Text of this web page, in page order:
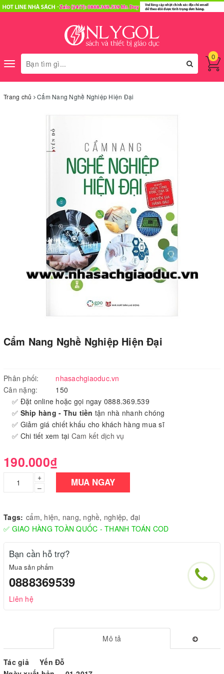
Toggle
navigation
0
Trang chủ Cẩm Nang Nghề Nghiệp Hiện Đại
Cẩm Nang Nghề Nghiệp Hiện Đại
Phân phối:
nhasachgiaoduc.vn
Cân nặng:
150
✅ Đặt online hoặc gọi ngay 0888.369.539
✅ Ship hàng - Thu tiền tận nhà nhanh chóng
✅ Giảm giá chiết khấu cho khách hàng mua sĩ
✅ Chi tiết xem tại Cam kết dịch vụ
190.000₫
+
–
MUA NGAY
Tags: cẩm, hiện, nang, nghề, nghiệp, đại
✅ GIAO HÀNG TOÀN QUỐC - THANH TOÁN COD
Bạn cần hỗ trợ?
Mua sản phẩm
0888369539
Liên hệ
Mô tả
Tác giả Yến Đỗ